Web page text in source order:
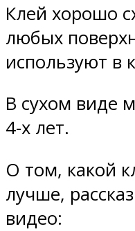
Клей хорошо
любых
используют в
В сухом виде
4-х лет.
О том, какой
лучше,
видео: